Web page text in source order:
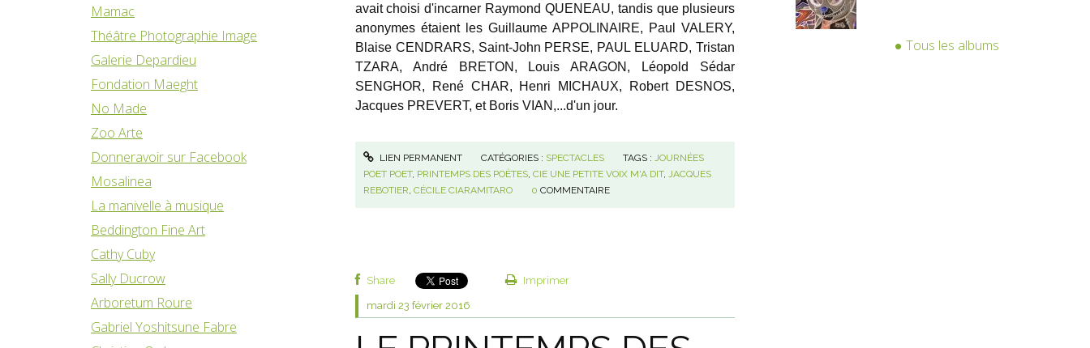
Mamac
Théâtre Photographie Image
Galerie Depardieu
Fondation Maeght
No Made
Zoo Arte
Donneravoir sur Facebook
Mosalinea
La manivelle à musique
Beddington Fine Art
Cathy Cuby
Sally Ducrow
Arboretum Roure
Gabriel Yoshitsune Fabre
avait choisi d'incarner Raymond QUENEAU, tandis que plusieurs
anonymes étaient les Guillaume APPOLINAIRE, Paul VALERY,
Blaise CENDRARS, Saint-John PERSE, PAUL ELUARD, Tristan
TZARA, André BRETON, Louis ARAGON, Léopold Sédar
SENGHOR, René CHAR, Henri MICHAUX, Robert DESNOS,
Jacques PREVERT, et Boris VIAN,...d'un jour.
LIEN PERMANENT CATÉGORIES : SPECTACLES TAGS : JOURNÉES
POET POET, PRINTEMPS DES POÈTES, CIE UNE PETITE VOIX M'A DIT, JACQUES
REBOTIER, CÉCILE CIARAMITARO 0 COMMENTAIRE
Share Imprimer
mardi 23 février 2016
Tous les albums